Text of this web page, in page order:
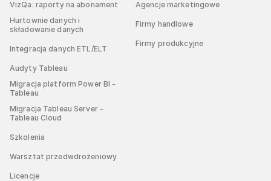
VizQa: raporty na abonament
Hurtownie danych i
składowanie danych
Integracja danych ETL/ELT
Audyty Tableau
Migracja platform Power BI -
Tableau
Migracja Tableau Server -
Tableau Cloud
Szkolenia
Warsztat przedwdrożeniowy
Licencje
Agencje marketingowe
Firmy handlowe
Firmy produkcyjne